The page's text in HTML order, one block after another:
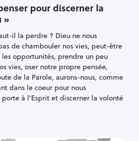
pour discerner la
»
il la perdre ? Dieu ne nous
de chambouler nos vies, peut-être
opportunités, prendre un peu
vies, oser notre propre pensée,
de la Parole, aurons-nous, comme
dans le coeur pour nous
à l'Esprit et discerner la volonté